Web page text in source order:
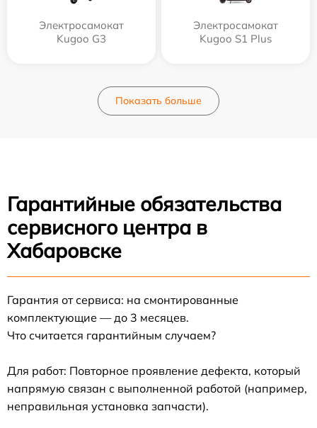
Электросамокат
Kugoo G3
Электросамокат
Kugoo S1 Plus
Показать больше
Гарантийные обязательства
сервисного центра в
Хабаровске
Гарантия от сервиса: на смонтированные
комплектующие — до 3 месяцев.
Что считается гарантийным случаем?
Для работ: Повторное проявление дефекта, который
напрямую связан с выполненной работой (например,
неправильная установка запчасти).